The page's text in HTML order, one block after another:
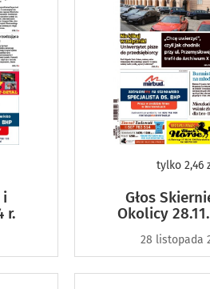
i
r.
tylko2,46
Głos
Okolicy
28 listopada